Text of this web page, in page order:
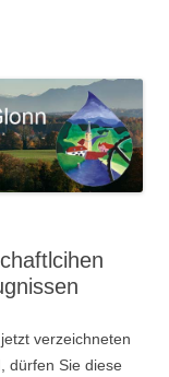
verzeichneten
dürfen Sie diese